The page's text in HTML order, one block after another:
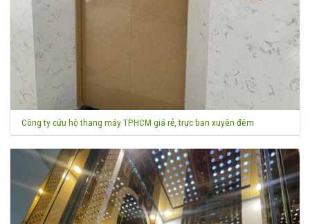
Công ty cứu hộ thang máy TPHCM giá rẻ, trực ban xuyên đêm